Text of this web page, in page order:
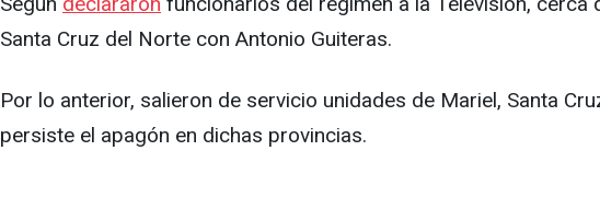
Santa Cruz del Norte con Antonio Guiteras.
Por lo anterior, salieron de servicio unidades de Mariel, Santa
persiste el apagón en dichas provincias.